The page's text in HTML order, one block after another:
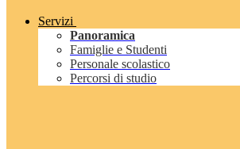
Servizi
Panoramica
Famiglie e Studenti
Personale scolastico
Percorsi di studio